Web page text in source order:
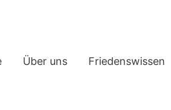
Über uns Friedenswissen